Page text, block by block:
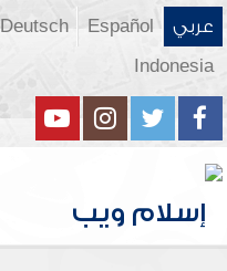
عربي Español
Deutsch
Indonesia